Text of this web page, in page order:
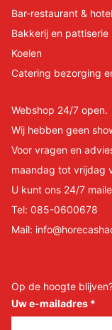
Bar-restaurant & hotel
Bakkerij en pattiserie
Koelen
Catering bezorging
Webshop 24/7 open.
Wij hebben geen
Voor vragen en
maandag tot vrijdag
U kunt ons 24/7
Tel: 085-0600678
Mail:
Op de hoogte
Uw e-mailadres *